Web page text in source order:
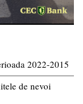
2022-2015
de nevoi